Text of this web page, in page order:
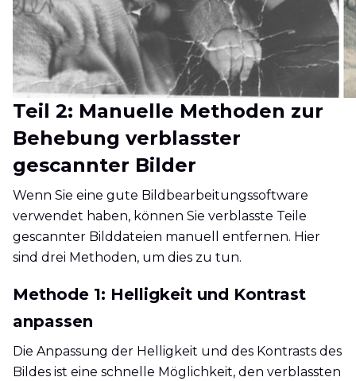
Teil 2: Manuelle Methoden zur
Behebung verblasster
gescannter Bilder
Wenn Sie eine gute Bildbearbeitungssoftware
verwendet haben, können Sie verblasste Teile
gescannter Bilddateien manuell entfernen. Hier
sind drei Methoden, um dies zu tun.
Methode 1: Helligkeit und Kontrast
anpassen
Die Anpassung der Helligkeit und des Kontrasts des
Bildes ist eine schnelle Möglichkeit, den verblassten